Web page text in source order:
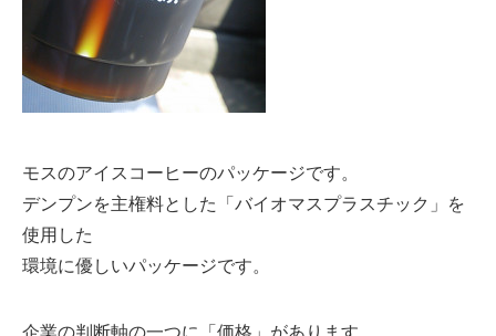
モスのアイスコーヒーのパッケージです。
デンプンを主権料とした「バイオマスプラスチック」を
使用した
環境に優しいパッケージです。